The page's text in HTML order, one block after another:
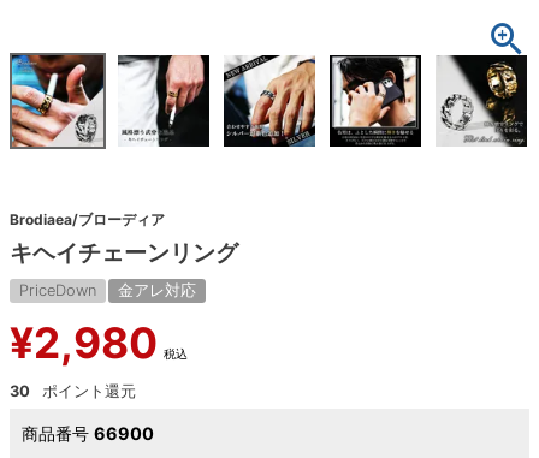
Brodiaea/ブローディア
キヘイチェーンリング
PriceDown 金アレ対応
¥2,980 税込
30
商品番号 66900